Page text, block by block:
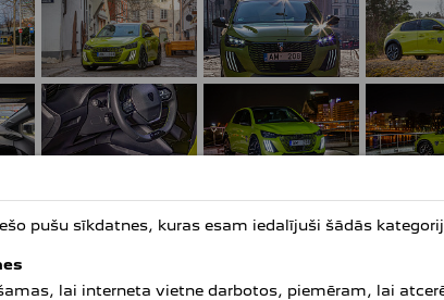
tie ir abi jaunākie PEUGEOT benzīna
kuras konstrukcijā ir integrēts elekriskais
bateriju. Uzsākot braukt vai veicot strauju
zemākiem apgriezieniem un nodrošina labāku
pušu sīkdatnes, kuras esam iedalījuši šādās
lai interneta vietne darbotos, piemēram, lai